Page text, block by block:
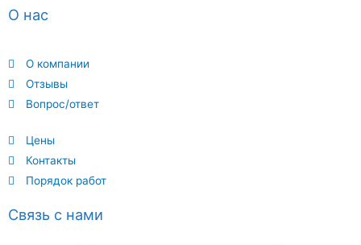
Связь с нами
О нас
О компании
Отзывы
Вопрос/ответ
Цены
Контакты
Порядок работ